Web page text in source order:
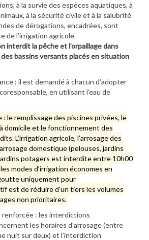
à la survie des espèces aquatiques, à
à la sécurité civile et à la salubrité
de dérogations, encadrées, sont
de l’irrigation agricole.
interdit la pêche et l’orpaillage dans
des bassins versants placés en situation
: il est demandé à chacun d’adopter
en utilisant l’eau de
: le remplissage des piscines privées, le
domicile et le fonctionnement des
L’irrigation agricole, l’arrosage des
domestique (pelouses, jardins
potagers est interdite entre 10h00
modes d’irrigation économes en
uniquement pour
est de réduire d’un tiers les volumes
non prioritaires.
renforcée : les interdictions
les horaires d’arrosage (entre
nuit sur deux) et l’interdiction